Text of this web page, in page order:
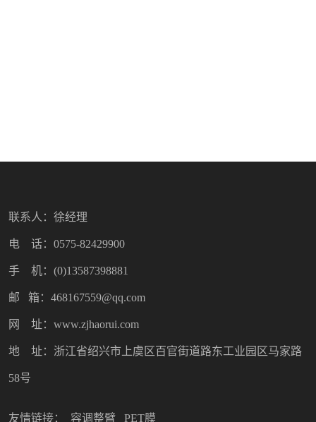
联系人：徐经理
电 话：0575-82429900
手 机：(0)13587398881
邮 箱：468167559@qq.com
网 址：www.zjhaorui.com
地 址：浙江省绍兴市上虞区百官街道路东工业园区马家路
58号
友情链接： 容调整臂 PET膜